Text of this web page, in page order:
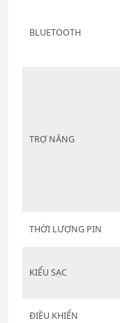
BLUETOOTH
TRỢ NĂNG
THỜI LƯỢNG PIN
KIỂU SẠC
ĐIỀU KHIỂN